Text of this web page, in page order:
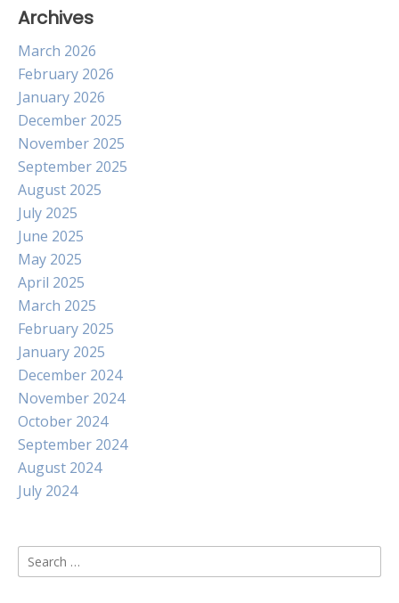
Archives
March 2026
February 2026
January 2026
December 2025
November 2025
September 2025
August 2025
July 2025
June 2025
May 2025
April 2025
March 2025
February 2025
January 2025
December 2024
November 2024
October 2024
September 2024
August 2024
July 2024
Search
for: